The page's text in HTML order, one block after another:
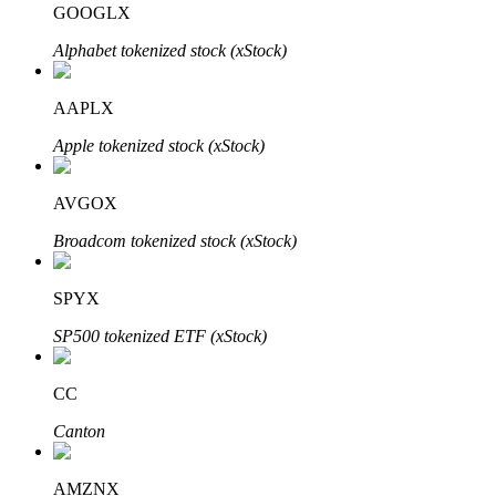
Bloqueios de BTR
Investimentos exclusivos para titulares de BTR
Empréstimos
GOOGLX
Alphabet tokenized stock (xStock)
AAPLX
Apple tokenized stock (xStock)
AVGOX
Broadcom tokenized stock (xStock)
SPYX
SP500 tokenized ETF (xStock)
CC
Canton
AMZNX